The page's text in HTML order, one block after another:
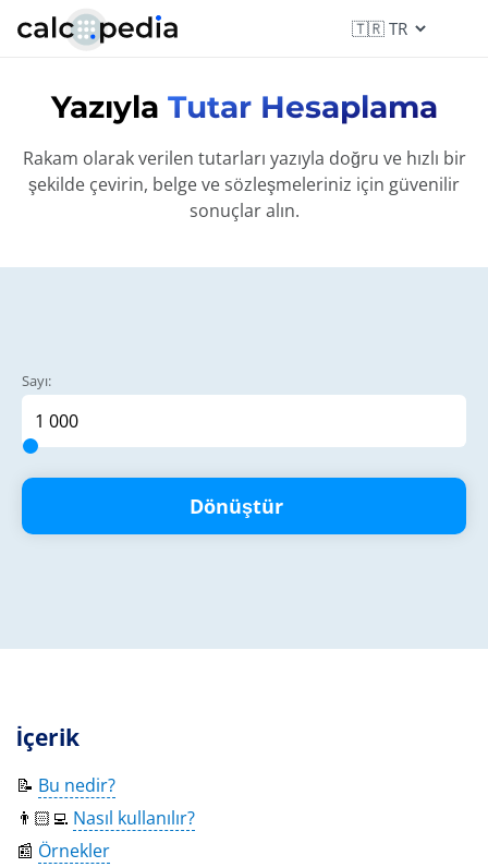
Yazıyla Tutar Hesaplama
Rakam olarak verilen tutarları yazıyla doğru ve hızlı bir
şekilde çevirin, belge ve sözleşmeleriniz için güvenilir
sonuçlar alın.
Sayı:
Dönüştür
İçerik
📝 Bu nedir?
👨🏻‍💻 Nasıl kullanılır?
📰 Örnekler